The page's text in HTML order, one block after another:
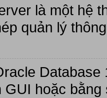
là một hệ
quản lý
GUI hoặc bằng